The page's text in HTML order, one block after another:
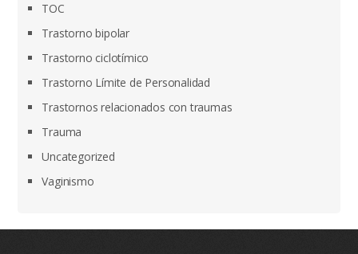
TOC
Trastorno bipolar
Trastorno ciclotímico
Trastorno Límite de Personalidad
Trastornos relacionados con traumas
Trauma
Uncategorized
Vaginismo